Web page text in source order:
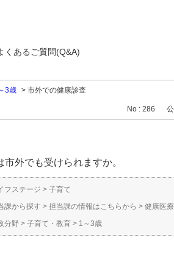
3歳 > 市外での健康診査
No : 286
外でも受けられますか。
フステージ > 子育て
課から探す > 担当課の情報はこちらから > 健康医
分野 > 子育て・教育 > 1～3歳